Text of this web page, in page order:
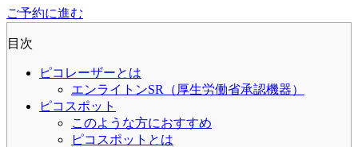
ご予約に進む
目次
ピコレーザーとは
エンライトンSR（厚生労働省承認機器）
ピコスポット
このような方におすすめ
ピコスポットとは